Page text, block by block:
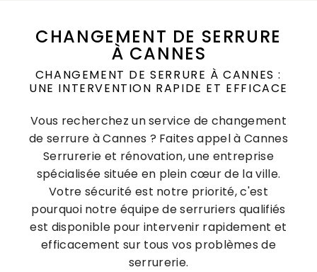
CHANGEMENT DE SERRURE
À CANNES
CHANGEMENT DE SERRURE À CANNES :
UNE INTERVENTION RAPIDE ET EFFICACE
Vous recherchez un service de changement
de serrure à Cannes ? Faites appel à Cannes
Serrurerie et rénovation, une entreprise
spécialisée située en plein cœur de la ville.
Votre sécurité est notre priorité, c'est
pourquoi notre équipe de serruriers qualifiés
est disponible pour intervenir rapidement et
efficacement sur tous vos problèmes de
serrurerie.